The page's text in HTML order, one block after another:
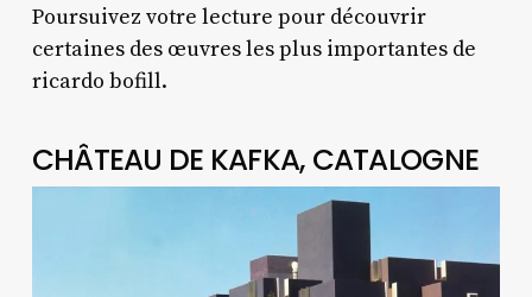
Poursuivez votre lecture pour découvrir
certaines des œuvres les plus importantes de
ricardo bofill.
CHÂTEAU DE KAFKA, CATALOGNE